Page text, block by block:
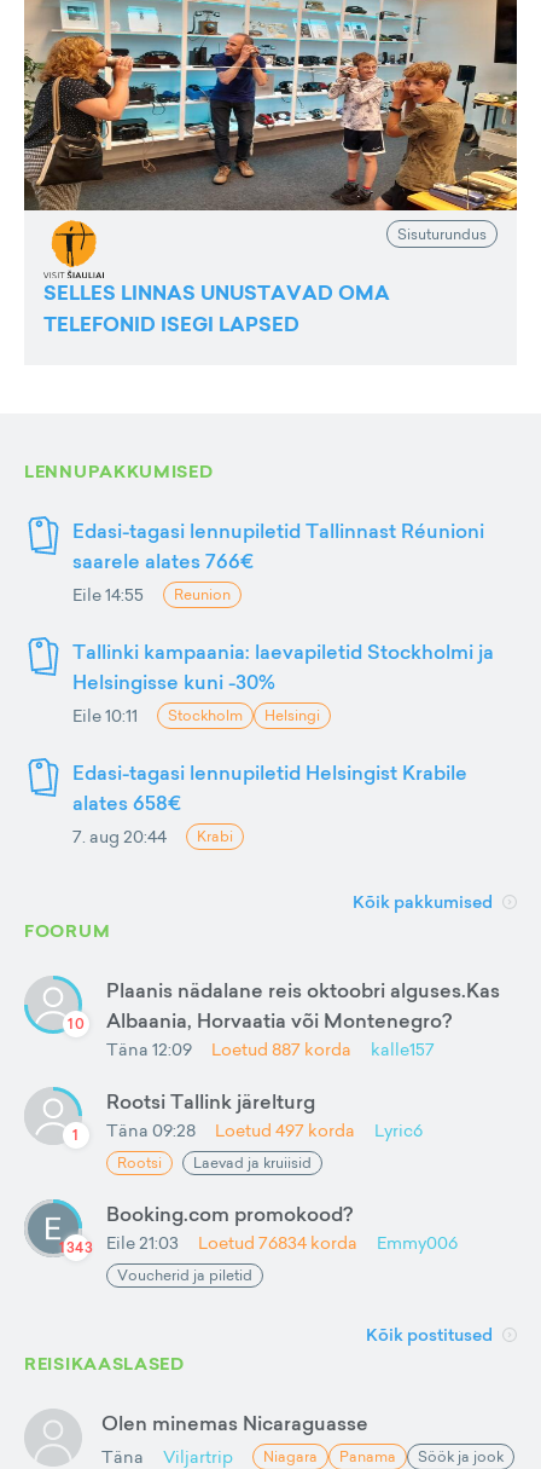
Sisuturundus
SELLES LINNAS UNUSTAVAD OMA
TELEFONID ISEGI LAPSED
LENNUPAKKUMISED
Edasi-tagasi lennupiletid Tallinnast Réunioni
saarele alates 766€
Eile 14:55 Reunion
Tallinki kampaania: laevapiletid Stockholmi ja
Helsingisse kuni -30%
Eile 10:11 Stockholm Helsingi
Edasi-tagasi lennupiletid Helsingist Krabile
alates 658€
7. aug 20:44 Krabi
Kõik pakkumised
FOORUM
10
Plaanis nädalane reis oktoobri alguses.Kas
Albaania, Horvaatia või Montenegro?
Täna 12:09 Loetud 887 korda kalle157
1
Rootsi Tallink järelturg
Täna 09:28 Loetud 497 korda Lyric6
Rootsi Laevad ja kruiisid
1343
Booking.com promokood?
Eile 21:03 Loetud 76834 korda Emmy006
Voucherid ja piletid
Kõik postitused
REISIKAASLASED
Olen minemas Nicaraguasse
Täna Viljartrip Niagara Panama Söök ja jook